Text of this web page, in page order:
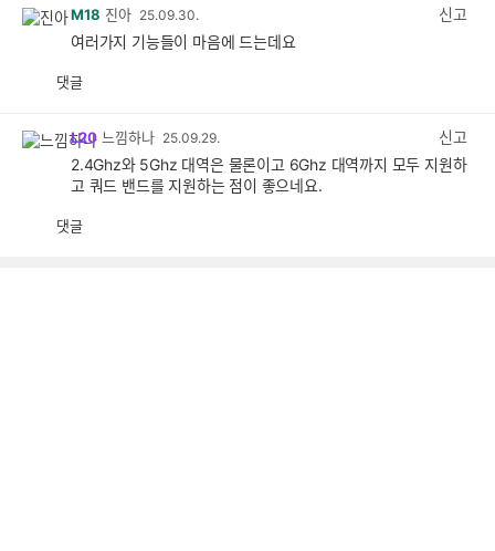
M18 진아 25.09.30.
신고
여러가지 기능들이 마음에 드는데요
댓글
L20 느낌하나 25.09.29.
신고
2.4Ghz와 5Ghz 대역은 물론이고 6Ghz 대역까지 모두 지원하
고 쿼드 밴드를 지원하는 점이 좋으네요.
댓글